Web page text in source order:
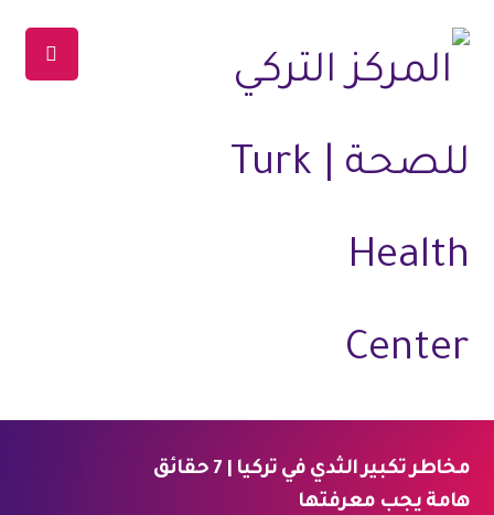
الرئيسية المدونة جراحة التجميل تجميل الثدي
مخاطر تكبير الثدي في تركيا | 7 حقائق
هامة يجب معرفتها